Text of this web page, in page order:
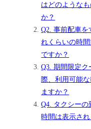
はどのような
か？
Q2. 事前配車
れくらいの時
ですか？
Q3. 期間限定ク
際、利用可能
ますか？
Q4. タクシーの
時間は表示され